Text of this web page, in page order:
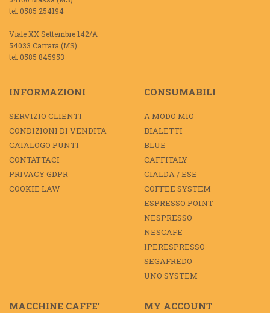
tel: 0585 254194
Viale XX Settembre 142/A
54033 Carrara (MS)
tel: 0585 845953
INFORMAZIONI
SERVIZIO CLIENTI
CONDIZIONI DI VENDITA
CATALOGO PUNTI
CONTATTACI
PRIVACY GDPR
COOKIE LAW
CONSUMABILI
A MODO MIO
BIALETTI
BLUE
CAFFITALY
CIALDA / ESE
COFFEE SYSTEM
ESPRESSO POINT
NESPRESSO
NESCAFE
IPERESPRESSO
SEGAFREDO
UNO SYSTEM
MACCHINE CAFFE’ MY ACCOUNT